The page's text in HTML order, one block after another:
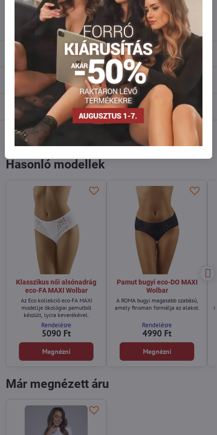
info​@everlady​.eu
Leírás
0
Fórum 0
Facebook Reddit LinkedIn
mail
Hasonló modellek
Klasszikus női alsónadrág
eco-FA MAXI Wolbar
Az Eco kollekció eco-FA MAXI
modellje ökológiai pamutból
készült, lycra keverékével.
Rendelésre
5090 Ft
Megnézni
Pamut bugyi eco-DO MAXI
Wolbar
A ROMA bugyi magasabb szabású,
amely finoman formálja az alakot.
Rendelésre
4990 Ft
Megnézni
Már megnézett áru